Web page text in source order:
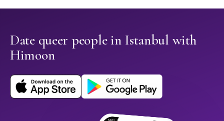
Date queer people in Istanbul with
Himoon